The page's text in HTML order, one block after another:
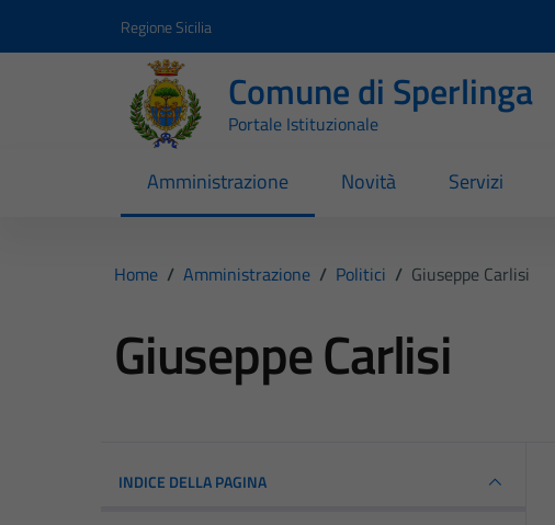
Regione Sicilia
Comune di Sperlinga
Portale Istituzionale
Amministrazione Novità Servizi
Home / Amministrazione / Politici / Giuseppe Carlisi
Giuseppe Carlisi
INDICE DELLA PAGINA